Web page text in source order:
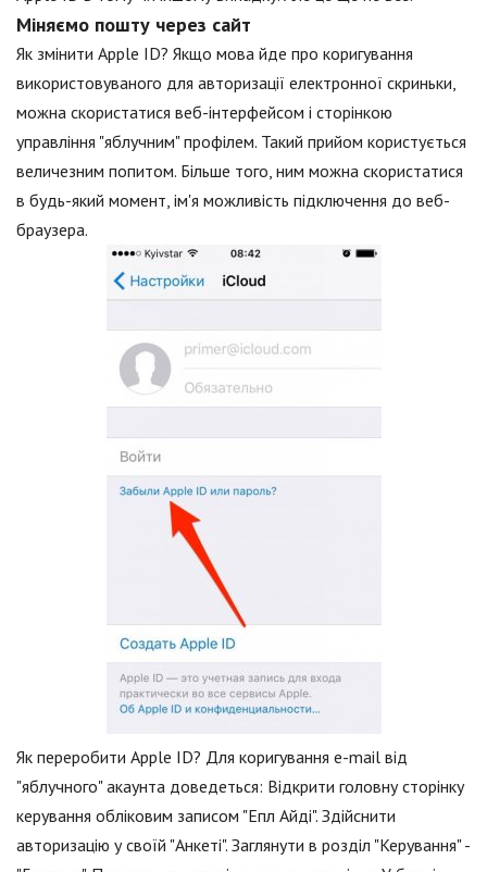
Міняємо пошту через сайт
Як змінити Apple ID? Якщо мова йде про коригування
використовуваного для авторизації електронної скриньки,
можна скористатися веб-інтерфейсом і сторінкою
управління "яблучним" профілем. Такий прийом користується
величезним попитом. Більше того, ним можна скористатися
в будь-який момент, ім'я можливість підключення до веб-
браузера.
Як переробити Apple ID? Для коригування e-mail від
"яблучного" акаунта доведеться: Відкрити головну сторінку
керування обліковим записом "Епл Айді". Здійснити
авторизацію у своїй "Анкеті". Заглянути в розділ "Керування" -